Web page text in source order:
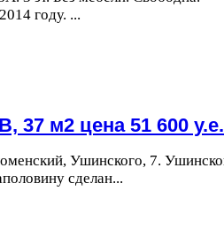
году. ...
37 м2 цена 51 600 у.е.
Ушинского, 7.
сделан...